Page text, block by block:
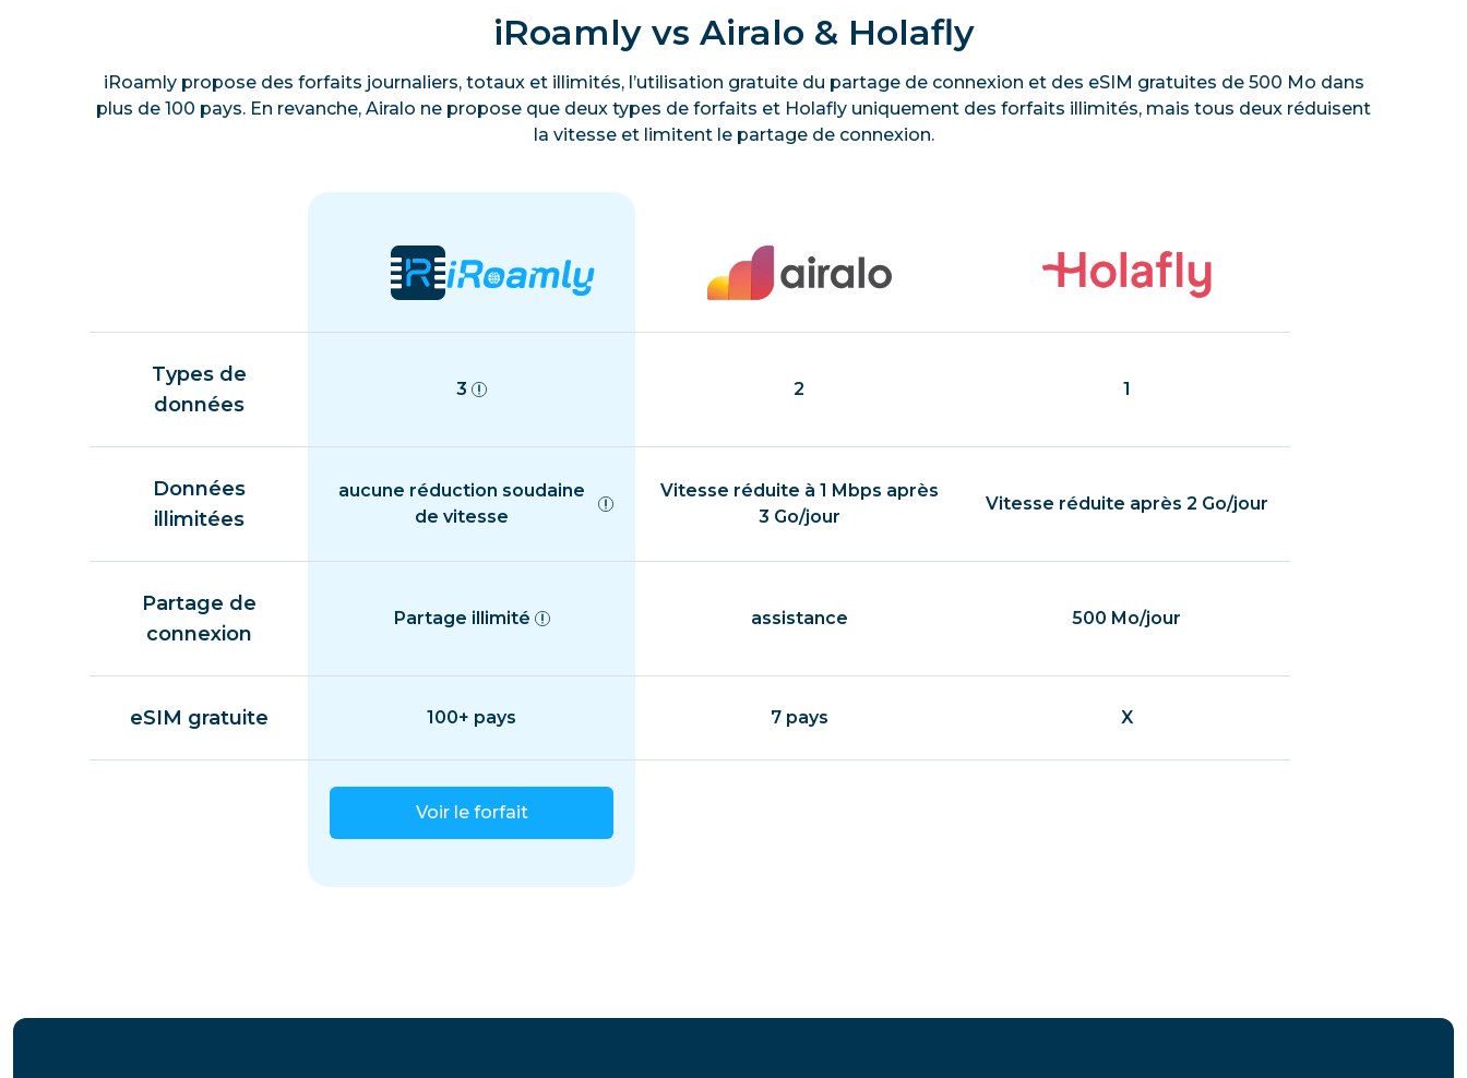
iRoamly vs Airalo & Holafly
iRoamly propose des forfaits journaliers, totaux et illimités, l’utilisation gratuite du partage de connexion et des eSIM gratuites de 500 Mo dans
plus de 100 pays. En revanche, Airalo ne propose que deux types de forfaits et Holafly uniquement des forfaits illimités, mais tous deux réduisent
la vitesse et limitent le partage de connexion.
Types de
données
3 2 1
Données
illimitées
aucune réduction soudaine
de vitesse
Vitesse réduite à 1 Mbps après
3 Go/jour
Vitesse réduite après 2 Go/jour
Partage de
connexion
Partage illimité assistance 500 Mo/jour
eSIM gratuite 100+ pays 7 pays X
Voir le forfait